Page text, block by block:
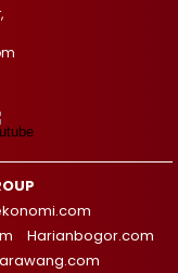
Harianbogor.com